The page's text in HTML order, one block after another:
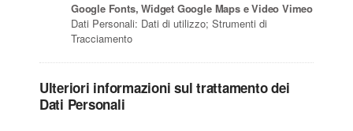
Google Fonts, Widget Google Maps e Video Vimeo
Dati Personali: Dati di utilizzo; Strumenti di
Tracciamento
Ulteriori informazioni sul trattamento dei
Dati Personali